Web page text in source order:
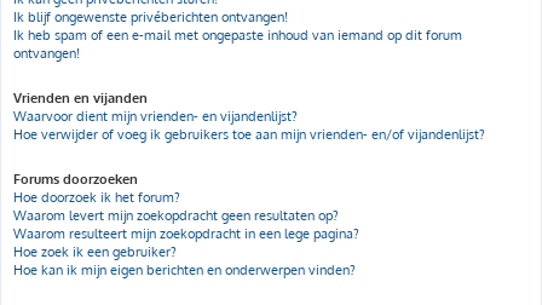
Ik blijf ongewenste privéberichten ontvangen!
Ik heb spam of een e-mail met ongepaste inhoud van iemand op dit forum
ontvangen!
Vrienden en vijanden
Waarvoor dient mijn vrienden- en vijandenlijst?
Hoe verwijder of voeg ik gebruikers toe aan mijn vrienden- en/of vijandenlijst?
Forums doorzoeken
Hoe doorzoek ik het forum?
Waarom levert mijn zoekopdracht geen resultaten op?
Waarom resulteert mijn zoekopdracht in een lege pagina?
Hoe zoek ik een gebruiker?
Hoe kan ik mijn eigen berichten en onderwerpen vinden?